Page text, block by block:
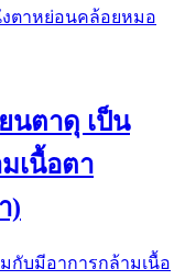
ตาหย่อนคล้อยหมอ
นตาดุ เป็น
เนื้อตา
)
กับมีอาการกล้ามเนื้อ